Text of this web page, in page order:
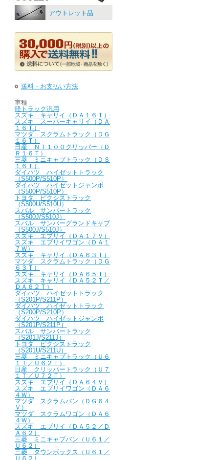
アウトレット品
送料・お支払い方法
車種
軽トラック汎用
スズキ キャリイ（ＤＡ１６Ｔ）
スズキ スーパーキャリイ（ＤＡ
１６Ｔ）
マツダ スクラムトラック（ＤＧ
１６Ｔ）
日産 ＮＴ１００クリッパー（Ｄ
Ｒ１６Ｔ）
三菱 ミニキャブトラック（ＤＳ
１６Ｔ）
ダイハツ ハイゼットトラック
（S500P/S510P）
ダイハツ ハイゼットジャンボ
（S500P/S510P）
トヨタ ピクシストラック
（S500U/S510U）
スバル サンバートラック
（S500J/S510J）
スバル サンバーグランドキャブ
（S500J/S510J）
スズキ エブリイ（ＤＡ１７Ｖ）
スズキ エブリイワゴン（ＤＡ１
７Ｗ）
スズキ キャリイ（ＤＡ６３Ｔ）
マツダ スクラムトラック（ＤＧ
６３Ｔ）
スズキ キャリイ（ＤＡ６５Ｔ）
スズキ キャリイ（ＤＡ５２Ｔ／
ＤＡ６２Ｔ）
ダイハツ ハイゼットトラック
（S201P/S211P）
ダイハツ ハイゼットトラック
（S200P/S210P）
ダイハツ ハイゼットジャンボ
（S201P/S211P）
スバル サンバートラック
（S201J/S211J）
トヨタ ピクシストラック
（S201U/S211U）
三菱 ミニキャブトラック（Ｕ６
１Ｔ／Ｕ６２Ｔ）
日産 クリッパートラック（Ｕ７
１Ｔ／Ｕ７２Ｔ）
スズキ エブリイ（ＤＡ６４Ｖ）
スズキ エブリイワゴン（ＤＡ６
４Ｗ）
マツダ スクラムバン（ＤＧ６４
Ｖ）
マツダ スクラムワゴン（ＤＡ６
４Ｗ）
スズキ エブリイ（ＤＡ５２／Ｄ
Ａ６２）
三菱 ミニキャブバン（Ｕ６１／
Ｕ６２）
三菱 タウンボックス（Ｕ６１／
Ｕ６２）